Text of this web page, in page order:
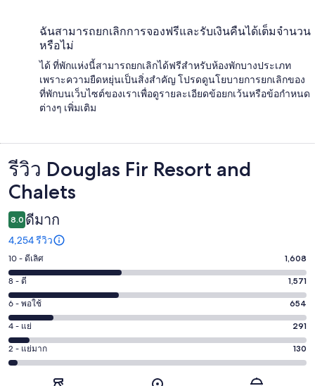
ฉันสามารถยกเลิกการจองฟรีและรับเงินคืนได้เต็มจำนวน
หรือไม่
ได้ ที่พักแห่งนี้สามารถยกเลิกได้ฟรีสำหรับห้องพักบางประเภท
เพราะความยืดหยุ่นเป็นสิ่งสำคัญ โปรดดูนโยบายการยกเลิกของ
ที่พักบนเว็บไซต์ของเราเพื่อดูรายละเอียดข้อยกเว้นหรือข้อกำหนด
ต่างๆ เพิ่มเติม
รีวิว
รีวิว Douglas Fir Resort and
Chalets
8.0 ดีมาก
4,254 รีวิว
คะแนน
10
-
ดี
เลิศ
1608
จาก
10 - ดีเลิศ 1,608
คะแนน
8
-
ดี
1571
จาก
8 - ดี 1,571
คะแนน
6
-
พอใช้
654
6 - พอใช้ 654
คะแนน
4
-
4 - แย่ 291
คะแนน
2
2 - แย่มาก 130